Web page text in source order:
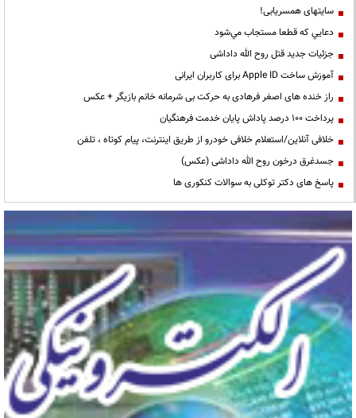
سایتهای همسریابی!
دعايي كه قطعا مستجاب مي‌شود
جزئیات جدید قتل روح الله داداشی
آموزش ساخت Apple ID برای کاربران ایرانی
راز خنده های اصغر فرهادی به حرکت بی شرمانه خانم بازیگر + عکس
پرداخت ۱۰۰ درصد پاداش پایان خدمت فرهنگیان
خلافی آنلاین/استعلام خلافی خودرو از طریق اینترنت، پیام کوتاه ، تلفن
جسدغرق درخون روح الله داداشی (عکس)
پاسخ های دکتر توکلی به سوالات کنکوری ها